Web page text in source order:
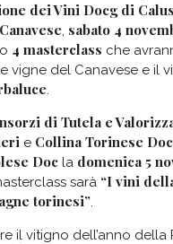
dei Vini Docg di
, sabato 4
4 masterclass che
vigne del Canavese e il
.
di Tutela e
e Collina Torinese
Doc la domenica 5
sarà “I vini
torinesi”.
il vitigno dell’anno della